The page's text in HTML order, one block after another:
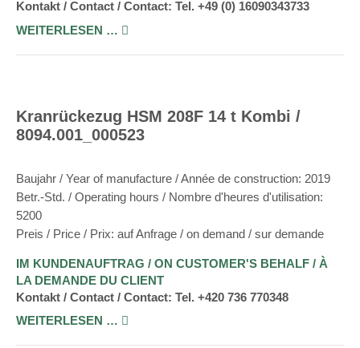
Kontakt / Contact / Contact: Tel. +49 (0) 16090343733
WEITERLESEN …
Kranrückezug HSM 208F 14 t Kombi /
8094.001_000523
Baujahr / Year of manufacture / Année de construction: 2019
Betr.-Std. / Operating hours / Nombre d'heures d'utilisation:
5200
Preis / Price / Prix: auf Anfrage / on demand / sur demande
IM KUNDENAUFTRAG / ON CUSTOMER'S BEHALF / À
LA DEMANDE DU CLIENT
Kontakt / Contact / Contact: Tel. +420 736 770348
WEITERLESEN …